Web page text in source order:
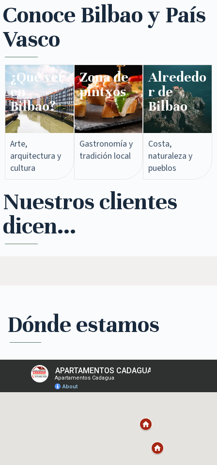
Conoce Bilbao y País
Vasco
¿Qué ver
en
Bilbao?
Arte,
arquitectura y
cultura
Zona de
pintxos​
Gastronomía y
tradición local
Alrededo
r de
Bilbao
Costa,
naturaleza y
pueblos
Nuestros clientes
dicen...
Dónde estamos